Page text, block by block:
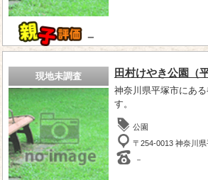
－
現地未調査 田村けやき公園（
神奈川県平塚市にあ
す。
公園
〒254-0013 神奈川
－